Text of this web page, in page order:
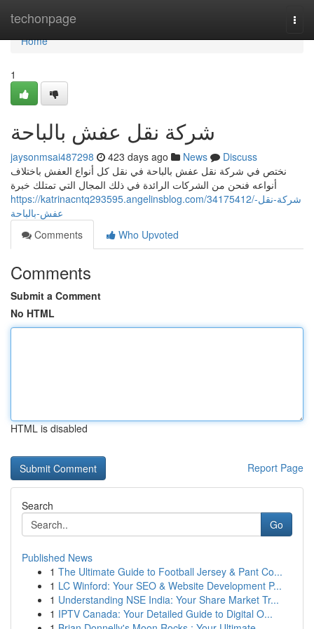
techonpage
Home
Home
1
شركة نقل عفش بالباحة
jaysonmsai487298 423 days ago News
Discuss
نختص في شركة نقل عفش بالباحة في نقل كل أنواع العفش باختلاف
أنواعه فنحن من الشركات الرائدة في ذلك المجال التي تمتلك خبرة
https://katrinacntq293595.angelinsblog.com/34175412/شركة-نقل-
عفش-بالباحة
Comments
Who Upvoted
Comments
Submit a Comment
No HTML
HTML is disabled
Report Page
Search
Go
Published News
1 The Ultimate Guide to Football Jersey & Pant Co...
1 LC Winford: Your SEO & Website Development P...
1 Understanding NSE India: Your Share Market Tr...
1 IPTV Canada: Your Detailed Guide to Digital O...